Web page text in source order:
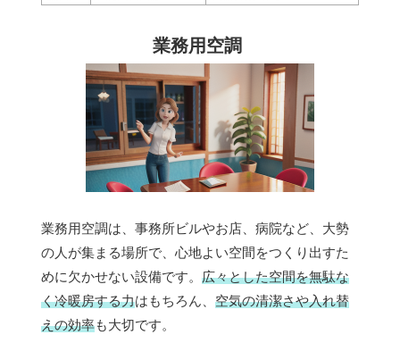
業務用空調
業務用空調は、事務所ビルやお店、病院など、大勢
の人が集まる場所で、心地よい空間をつくり出すた
めに欠かせない設備です。 広々とした空間を無駄な
く冷暖房する力はもちろん、 空気の清潔さや入れ替
えの効率も大切です。